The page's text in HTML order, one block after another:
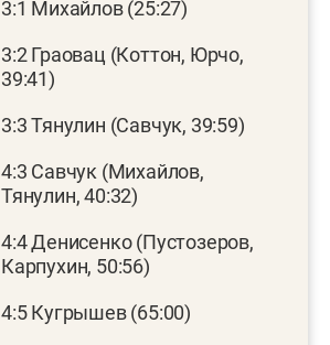
3:1 Михайлов (25:27)
3:2 Граовац (Коттон, Юрчо,
39:41)
3:3 Тянулин (Савчук, 39:59)
4:3 Савчук (Михайлов,
Тянулин, 40:32)
4:4 Денисенко (Пустозеров,
Карпухин, 50:56)
4:5 Кугрышев (65:00)